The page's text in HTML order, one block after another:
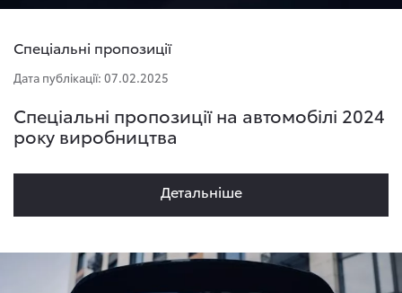
Спеціальні пропозиції
Дата публікації: 07.02.2025
Спеціальні пропозиції на автомобілі 2024
року виробництва
Детальнiше